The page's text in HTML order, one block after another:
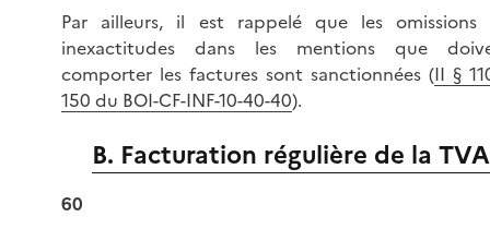
Par ailleurs, il est rappelé que les omissions
inexactitudes dans les mentions que
comporter les factures sont sanctionnées (II §
150 du BOI-CF-INF-10-40-40).
B. Facturation régulière de la TVA
60